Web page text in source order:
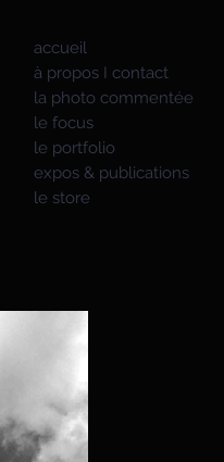
accueil
à propos I contact
la photo commentée
le focus
le portfolio
expos & publications
le store